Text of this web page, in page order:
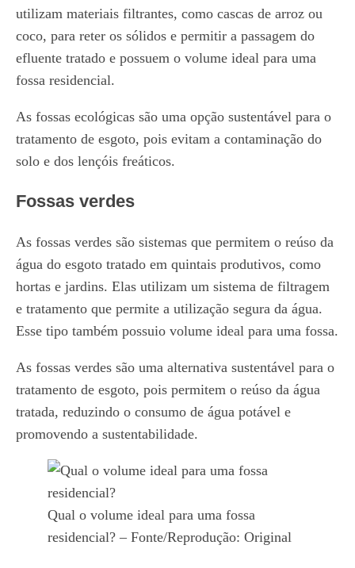
utilizam materiais filtrantes, como cascas de arroz ou
coco, para reter os sólidos e permitir a passagem do
efluente tratado e possuem o volume ideal para uma
fossa residencial.
As fossas ecológicas são uma opção sustentável para o
tratamento de esgoto, pois evitam a contaminação do
solo e dos lençóis freáticos.
Fossas verdes
As fossas verdes são sistemas que permitem o reúso da
água do esgoto tratado em quintais produtivos, como
hortas e jardins. Elas utilizam um sistema de filtragem
e tratamento que permite a utilização segura da água.
Esse tipo também possuio volume ideal para uma fossa.
As fossas verdes são uma alternativa sustentável para o
tratamento de esgoto, pois permitem o reúso da água
tratada, reduzindo o consumo de água potável e
promovendo a sustentabilidade.
Qual o volume ideal para uma fossa
residencial? – Fonte/Reprodução: Original